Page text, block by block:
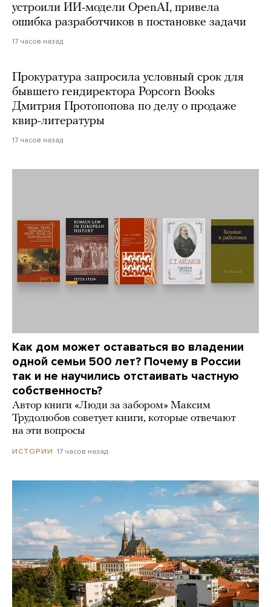
устроили ИИ-модели OpenAI, привела
ошибка разработчиков в постановке задачи
17 часов назад
Прокуратура запросила условный срок для
бывшего гендиректора Popcorn Books
Дмитрия Протопопова по делу о продаже
квир-литературы
17 часов назад
Как дом может оставаться во владении
одной семьи 500 лет? Почему в России
так и не научились отстаивать частную
собственность?
Автор книги «Люди за забором» Максим
Трудолюбов советует книги, которые отвечают
на эти вопросы
ИСТОРИИ 17 часов назад